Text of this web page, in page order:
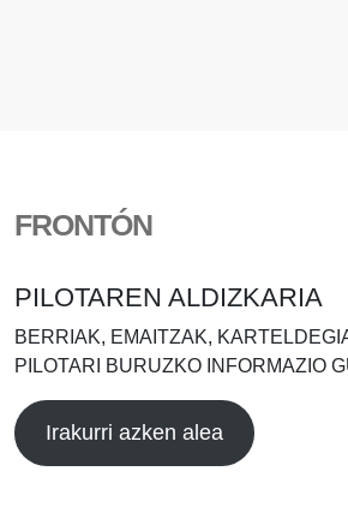
FRONTÓN
PILOTAREN ALDIZKARIA
BERRIAK, EMAITZAK,
PILOTARI BURUZKO INFORMAZIO
Irakurri azken alea